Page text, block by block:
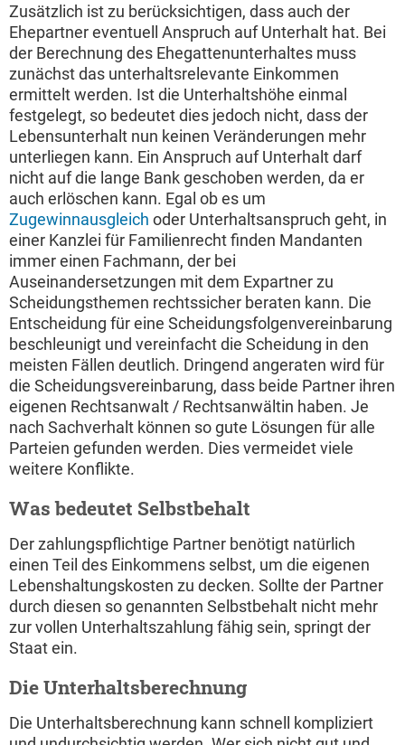
Zusätzlich ist zu berücksichtigen, dass auch der
Ehepartner eventuell Anspruch auf Unterhalt hat. Bei
der Berechnung des Ehegattenunterhaltes muss
zunächst das unterhaltsrelevante Einkommen
ermittelt werden. Ist die Unterhaltshöhe einmal
festgelegt, so bedeutet dies jedoch nicht, dass der
Lebensunterhalt nun keinen Veränderungen mehr
unterliegen kann. Ein Anspruch auf Unterhalt darf
nicht auf die lange Bank geschoben werden, da er
auch erlöschen kann. Egal ob es um
Zugewinnausgleich oder Unterhaltsanspruch geht, in
einer Kanzlei für Familienrecht finden Mandanten
immer einen Fachmann, der bei
Auseinandersetzungen mit dem Expartner zu
Scheidungsthemen rechtssicher beraten kann. Die
Entscheidung für eine Scheidungsfolgenvereinbarung
beschleunigt und vereinfacht die Scheidung in den
meisten Fällen deutlich. Dringend angeraten wird für
die Scheidungsvereinbarung, dass beide Partner ihren
eigenen Rechtsanwalt / Rechtsanwältin haben. Je
nach Sachverhalt können so gute Lösungen für alle
Parteien gefunden werden. Dies vermeidet viele
weitere Konflikte.
Was bedeutet Selbstbehalt
Der zahlungspflichtige Partner benötigt natürlich
einen Teil des Einkommens selbst, um die eigenen
Lebenshaltungskosten zu decken. Sollte der Partner
durch diesen so genannten Selbstbehalt nicht mehr
zur vollen Unterhaltszahlung fähig sein, springt der
Staat ein.
Die Unterhaltsberechnung
Die Unterhaltsberechnung kann schnell kompliziert